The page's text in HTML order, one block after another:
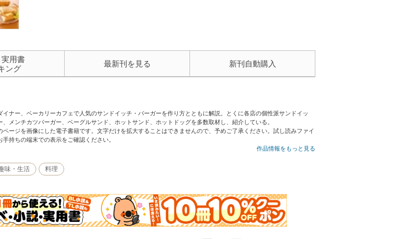
用書
ング
最新刊を見る 新刊自動購入
イナー、ベーカリーカフェで人気のサンドイッチ・バーガーを作り方とともに解説。とくに各店の個性派サンドイッ
メンチカツバーガー、ベーグルサンド、ホットサンド、ホットドッグを多数取材し、紹介している。
ージを画像にした電子書籍です。文字だけを拡大することはできませんので、予めご了承ください。試し読みファイ
持ちの端末での表示をご確認ください。
作品情報をもっと見る
味・生活 料理